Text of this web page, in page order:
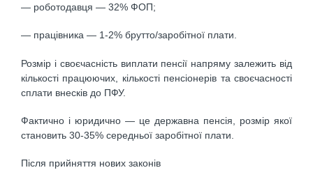
— роботодавця — 32% ФОП;
— працівника — 1-2% брутто/заробітної плати.
Розмір і своєчасність виплати пенсії напряму залежить від
кількості працюючих, кількості пенсіонерів та своєчасності
сплати внесків до ПФУ.
Фактично і юридично — це державна пенсія, розмір якої
становить 30-35% середньої заробітної плати.
Після прийняття нових законів